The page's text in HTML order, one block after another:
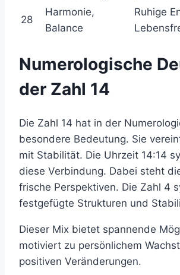
28
Harmonie,
Balance
Ruhige
Numerologische
der Zahl 14
Die Zahl 14 hat in der
besondere Bedeutung. Sie
mit Stabilität. Die Uhrzeit 14:14
diese Verbindung. Dabei steht
frische Perspektiven. Die Zahl 4
festgefügte Strukturen und
Dieser Mix bietet spannende
motiviert zu persönlichem
positiven Veränderungen.